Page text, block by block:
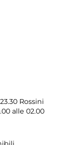
Rossini
alle 02.00